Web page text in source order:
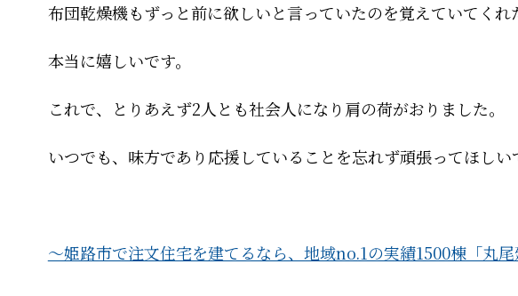
布団乾燥機もずっと前に欲しいと言っていたのを覚えていてくれ
本当に嬉しいです。
これで、とりあえず2人とも社会人になり肩の荷がおりました。
いつでも、味方であり応援していることを忘れず頑張ってほしい
～姫路市で注文住宅を建てるなら、地域no.1の実績1500棟「丸